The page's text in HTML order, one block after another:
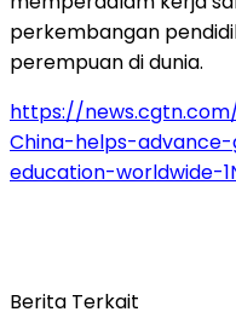
perkembangan
perempuan di dunia.
https://
China-helps-
education-worldwide-
Berita Terkait